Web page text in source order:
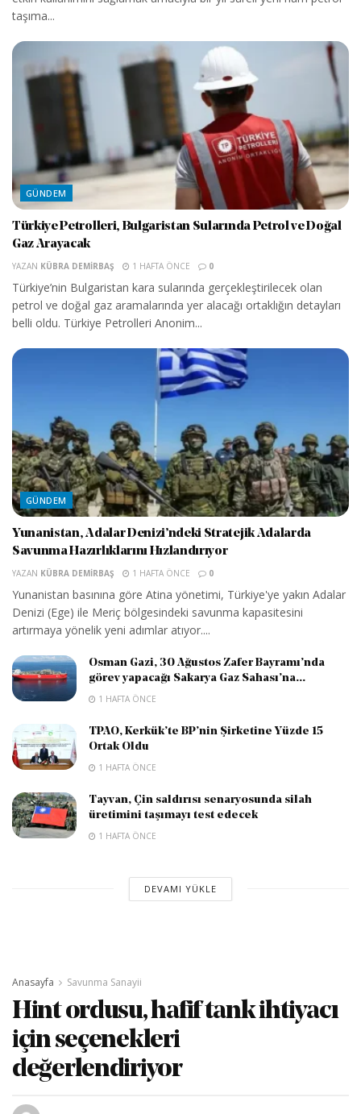
taşıma...
GÜNDEM
Türkiye Petrolleri, Bulgaristan Sularında Petrol ve Doğal
Gaz Arayacak
YAZAN KÜBRA DEMIRBAŞ 1 HAFTA ÖNCE 0
Türkiye’nin Bulgaristan kara sularında gerçekleştirilecek olan
petrol ve doğal gaz aramalarında yer alacağı ortaklığın detayları
belli oldu. Türkiye Petrolleri Anonim...
GÜNDEM
Yunanistan, Adalar Denizi’ndeki Stratejik Adalarda
Savunma Hazırlıklarını Hızlandırıyor
YAZAN KÜBRA DEMIRBAŞ 1 HAFTA ÖNCE 0
Yunanistan basınına göre Atina yönetimi, Türkiye'ye yakın Adalar
Denizi (Ege) ile Meriç bölgesindeki savunma kapasitesini
artırmaya yönelik yeni adımlar atıyor....
Osman Gazi, 30 Ağustos Zafer Bayramı’nda
görev yapacağı Sakarya Gaz Sahası’na...
1 HAFTA ÖNCE
TPAO, Kerkük’te BP’nin Şirketine Yüzde 15
Ortak Oldu
1 HAFTA ÖNCE
Tayvan, Çin saldırısı senaryosunda silah
üretimini taşımayı test edecek
1 HAFTA ÖNCE
DEVAMI YÜKLE
Anasayfa Savunma Sanayii
Hint ordusu, hafif tank ihtiyacı
için seçenekleri
değerlendiriyor